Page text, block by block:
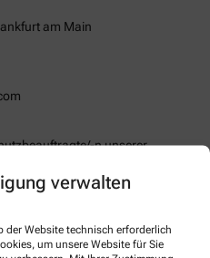
verwalten
der Website technisch erforderlich
um unsere Website für Sie
am Main
n unserer
Datenschutz - Michael Triesch